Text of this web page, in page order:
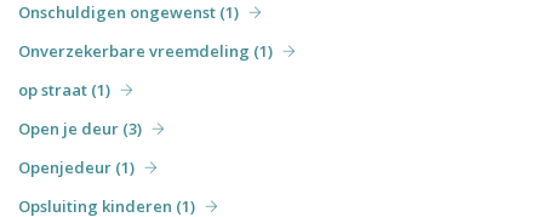
Onschuldigen ongewenst (1)
Onverzekerbare vreemdeling (1)
op straat (1)
Open je deur (3)
Openjedeur (1)
Opsluiting kinderen (1)